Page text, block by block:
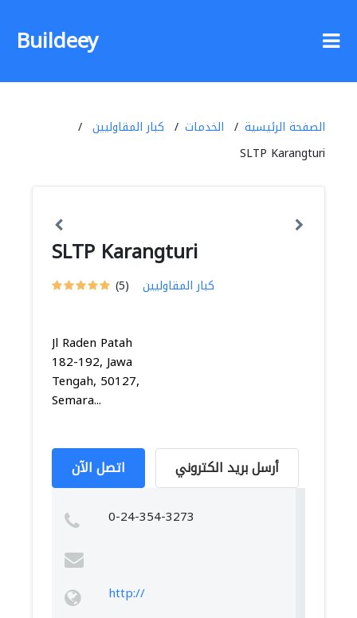
Buildeey
الصفحة الرئيسية الخدمات
كبار المقاوليين
SLTP Karangturi
SLTP Karangturi
(5) كبار المقاوليين
Jl Raden Patah
182-192, Jawa
Tengah, 50127,
Semara...
اتصل الآن أرسل بريد الكتروني
0-24-354-3273
http://